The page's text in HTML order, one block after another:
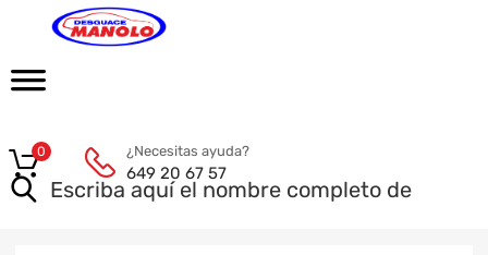
¿Necesitas ayuda?
649 20 67 57
0